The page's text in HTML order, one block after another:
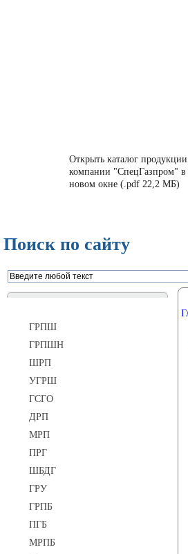
Открыть каталог продукции
компании "СпецГазпром" в
новом окне (.pdf 22,2 МБ)
Поиск по сайту
ГРПШ
ГРПШН
ШРП
УГРШ
ГСГО
ДРП
МРП
ПРГ
ШБДГ
ГРУ
ГРПБ
ПГБ
МРПБ